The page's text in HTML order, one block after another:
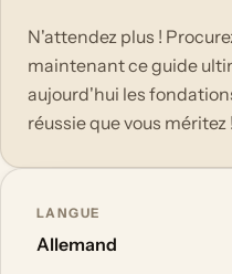
N'attendez plus !
maintenant ce guide
aujourd'hui les
réussie que vous méritez !
LANGUE
Allemand